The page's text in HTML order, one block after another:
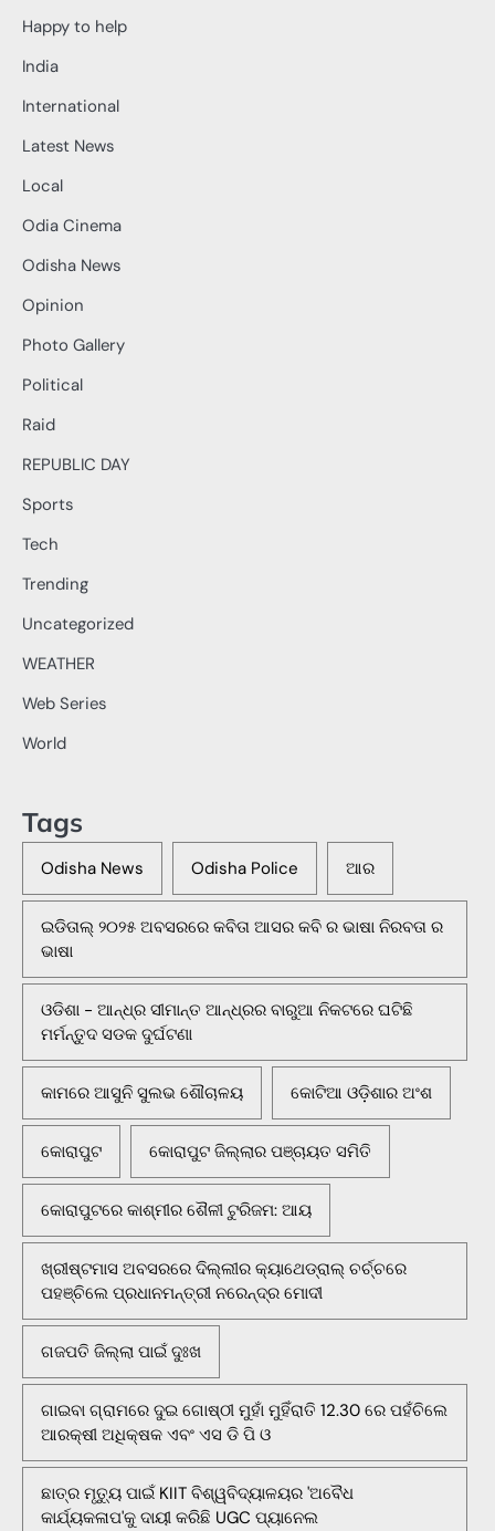
Happy to help
India
International
Latest News
Local
Odia Cinema
Odisha News
Opinion
Photo Gallery
Political
Raid
REPUBLIC DAY
Sports
Tech
Trending
Uncategorized
WEATHER
Web Series
World
Tags
Odisha News Odisha Police ଆର
ଇଡିତାଲ୍ ୨୦୨୫ ଅବସରରେ କବିତା ଆସର କବି ର ଭାଷା ନିରବତା ର
ଭାଷା
ଓଡିଶା - ଆନ୍ଧ୍ର ସୀମାନ୍ତ ଆନ୍ଧ୍ରର ବାରୁଆ ନିକଟରେ ଘଟିଛି
ମର୍ମନ୍ତୁଦ ସଡକ ଦୁର୍ଘଟଣା
କାମରେ ଆସୁନି ସୁଲଭ ଶୌଚାଳୟ କୋଟିଆ ଓଡ଼ିଶାର ଅଂଶ
କୋରାପୁଟ କୋରାପୁଟ ଜିଲ୍ଲାର ପଞ୍ଚାୟତ ସମିତି
କୋରାପୁଟରେ କାଶ୍ମୀର ଶୈଳୀ ଟୁରିଜମ: ଆୟ
ଖ୍ରୀଷ୍ଟମାସ ଅବସରରେ ଦିଲ୍ଲୀର କ୍ୟାଥେଡ୍ରାଲ୍ ଚର୍ଚ୍ଚରେ
ପହଞ୍ଚିଲେ ପ୍ରଧାନମନ୍ତ୍ରୀ ନରେନ୍ଦ୍ର ମୋଦୀ
ଗଜପତି ଜିଲ୍ଲା ପାଇଁ ଦୁଃଖ
ଗାଇବା ଗ୍ରାମରେ ଦୁଇ ଗୋଷ୍ଠୀ ମୁହାଁ ମୁହିଁରାତି 12.30 ରେ ପହଁଚିଲେ
ଆରକ୍ଷୀ ଅଧିକ୍ଷକ ଏବଂ ଏସ ଡି ପି ଓ
ଛାତ୍ର ମୃତ୍ୟୁ ପାଇଁ KIIT ବିଶ୍ୱବିଦ୍ୟାଳୟର 'ଅବୈଧ
କାର୍ଯ୍ୟକଳାପ'କୁ ଦାୟୀ କରିଛି UGC ପ୍ୟାନେଲ